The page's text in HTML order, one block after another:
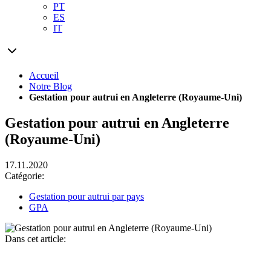
PT
ES
IT
Accueil
Notre Blog
Gestation pour autrui en Angleterre (Royaume-Uni)
Gestation pour autrui en Angleterre
(Royaume-Uni)
17.11.2020
Catégorie:
Gestation pour autrui par pays
GPA
Dans cet article: